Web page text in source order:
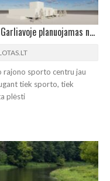
KAUNO RAJONO KULTŪROS REIKMĖMS: Garliavoje planuojamas naujas priestatas
rajono sporto centru jau
tiek sporto, tiek
plėsti